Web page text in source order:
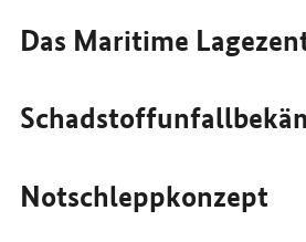
Das Maritime
Notschleppkonzept